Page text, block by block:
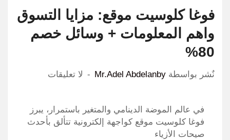
فوغا كلوسيت موقع: مزايا التسوق
واهم المعلومات + وسائل خصم
80%
نٌشر بواسطة Mr.Adel Abdelanby لا تعليقات
في عالم الموضة الدينامي والمتغير باستمرار، يبرز
فوغا كلوسيت موقع كواجهة إلكترونية تتألق بأحدث
صيحات الأزياء